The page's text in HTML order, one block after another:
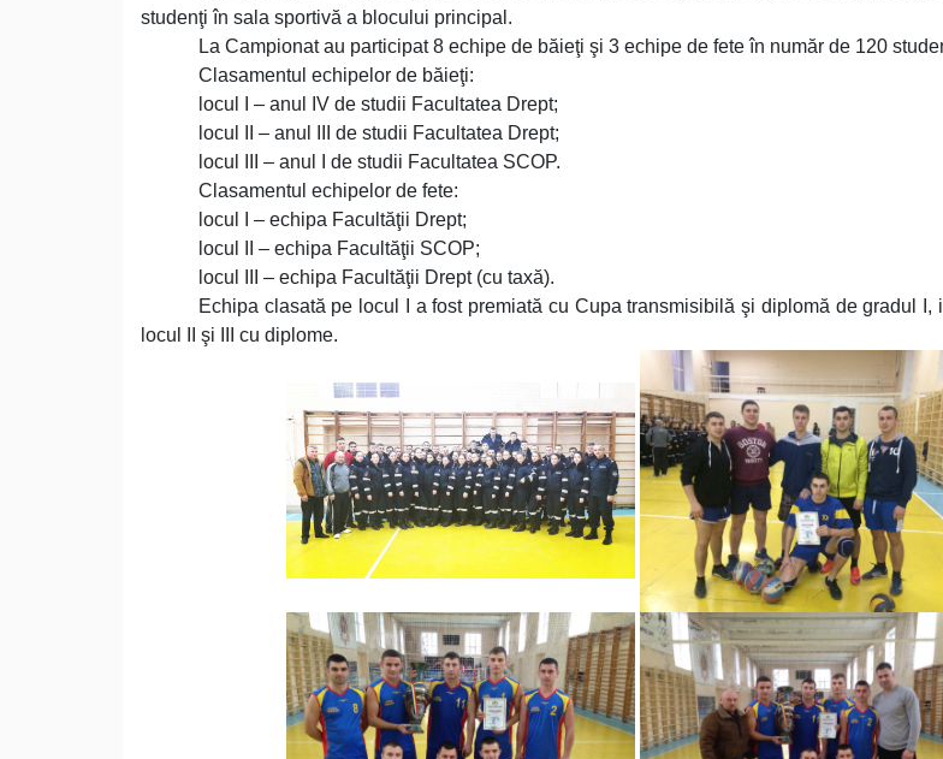
studenţi în sala sportivă a blocului principal.
La Campionat au participat 8 echipe de băieţi şi 3 echipe de fete în număr de 120
Clasamentul echipelor de băieţi:
locul I – anul IV de studii Facultatea Drept;
locul II – anul III de studii Facultatea Drept;
locul III – anul I de studii Facultatea SCOP.
Clasamentul echipelor de fete:
locul I – echipa Facultăţii Drept;
locul II – echipa Facultăţii SCOP;
locul III – echipa Facultăţii Drept (cu taxă).
Echipa clasată pe locul I a fost premiată cu Cupa transmisibilă şi diplomă de gradul I,
locul II şi III cu diplome.